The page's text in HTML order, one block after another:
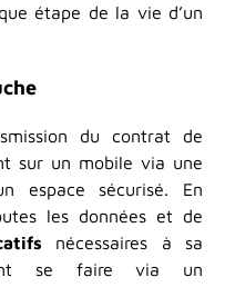
étape de la vie d’un
du contrat de
sur un mobile via une
espace sécurisé. En
les données et de
nécessaires à sa
se faire via un